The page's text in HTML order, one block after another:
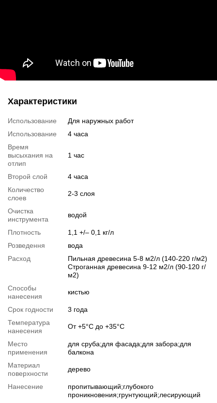
Характеристики
Использование
Для наружных работ
Использование
4 часа
Время
высыхания на
отлип
1 час
Второй слой
4 часа
Количество
слоев
2-3 слоя
Очистка
инструмента
водой
Плотность
1,1 +/– 0,1 кг/л
Розведення
вода
Расход
Пильная древесина 5-8 м2/л (140-220 г/м2)
Строганная древесина 9-12 м2/л (90-120 г/
м2)
Способы
нанесения
кистью
Срок годности
3 года
Температура
нанесения
От +5°С до +35°С
Место
применения
для сруба;для фасада;для забора;для
балкона
Материал
поверхности
дерево
Нанесение
пропитывающий;глубокого
проникновения;грунтующий;лесирующий